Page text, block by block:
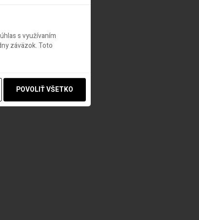
s využívaním
záväzok. Toto
POVOLIŤ VŠETKO